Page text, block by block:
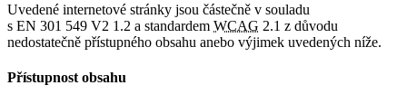
Uvedené internetové stránky jsou částečně v souladu
s EN 301 549 V2 1.2 a standardem WCAG 2.1 z důvodu
nedostatečně přístupného obsahu anebo výjimek uvedených níže.
Přístupnost obsahu